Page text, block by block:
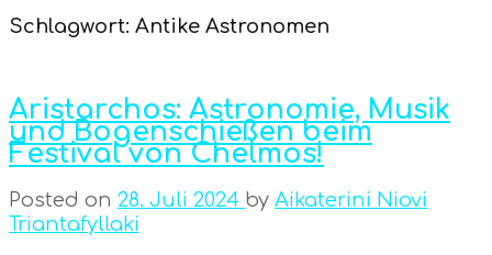
Schlagwort: Antike Astronomen
Aristarchos: Astronomie, Musik
und Bogenschießen beim
Festival von Chelmos!
Posted on 28. Juli 2024 by Aikaterini Niovi
Triantafyllaki